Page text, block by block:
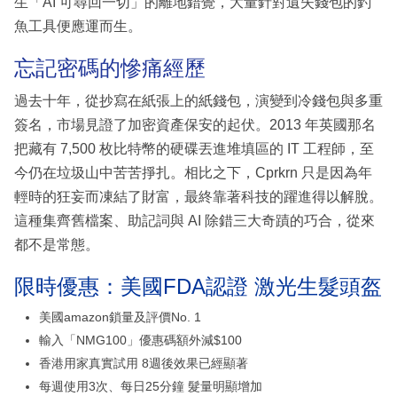
魚工具便應運而生。
忘記密碼的慘痛經歷
過去十年，從抄寫在紙張上的紙錢包，演變到冷錢包與多重
簽名，市場見證了加密資產保安的起伏。2013 年英國那名
把藏有 7,500 枚比特幣的硬碟丟進堆填區的 IT 工程師，至
今仍在垃圾山中苦苦掙扎。相比之下，Cprkrn 只是因為年
輕時的狂妄而凍結了財富，最終靠著科技的躍進得以解脫。
這種集齊舊檔案、助記詞與 AI 除錯三大奇蹟的巧合，從來
都不是常態。
限時優惠：美國FDA認證 激光生髮頭盔
美國amazon鎖量及評價No. 1
輸入「NMG100」優惠碼額外減$100
香港用家真實試用 8週後效果已經顯著
每週使用3次、每日25分鐘 髮量明顯增加